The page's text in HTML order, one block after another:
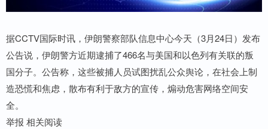
据CCTV国际时讯，伊朗警察部队信息中心今天（3月24日）发布
公告说，伊朗警方近期逮捕了466名与美国和以色列有关联的叛
国分子。公告称，这些被捕人员试图扰乱公众舆论，在社会上制
造恐慌和焦虑，散布有利于敌方的宣传，煽动危害网络空间安
全。
举报 相关阅读